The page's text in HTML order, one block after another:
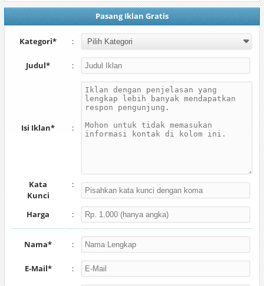
Pasang Iklan Gratis
Kategori* :
Judul* :
Isi Iklan* :
Kata
Kunci
:
Harga :
Nama* :
E-Mail* :